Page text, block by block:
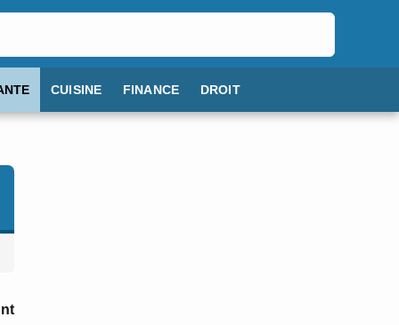
CUISINE FINANCE DROIT